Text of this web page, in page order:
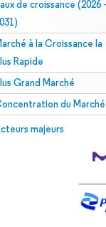
de croissance (2026 -
à la Croissance la
Rapide
Grand Marché
du Marché
majeurs
© Mordor Intelligence.
attribution sous CC BY